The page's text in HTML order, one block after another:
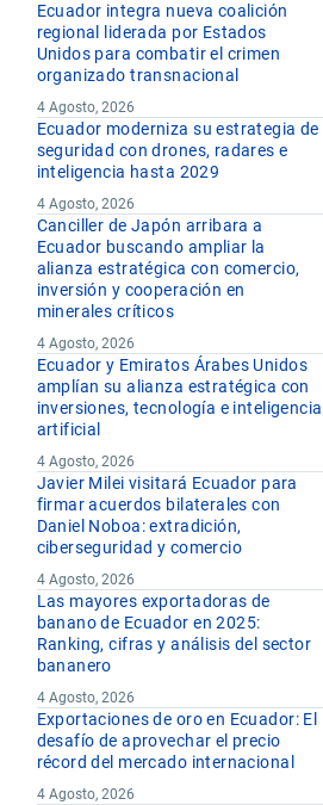
Ecuador integra nueva coalición
regional liderada por Estados
Unidos para combatir el crimen
organizado transnacional
4 Agosto, 2026
Ecuador moderniza su estrategia de
seguridad con drones, radares e
inteligencia hasta 2029
4 Agosto, 2026
Canciller de Japón arribara a
Ecuador buscando ampliar la
alianza estratégica con comercio,
inversión y cooperación en
minerales críticos
4 Agosto, 2026
Ecuador y Emiratos Árabes Unidos
amplían su alianza estratégica con
inversiones, tecnología e inteligencia
artificial
4 Agosto, 2026
Javier Milei visitará Ecuador para
firmar acuerdos bilaterales con
Daniel Noboa: extradición,
ciberseguridad y comercio
4 Agosto, 2026
Las mayores exportadoras de
banano de Ecuador en 2025:
Ranking, cifras y análisis del sector
bananero
4 Agosto, 2026
Exportaciones de oro en Ecuador: El
desafío de aprovechar el precio
récord del mercado internacional
4 Agosto, 2026